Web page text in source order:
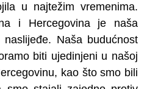
u najtežim vremenima.
i Hercegovina je naša
Naša budućnost
biti ujedinjeni u našoj
kao što smo bili